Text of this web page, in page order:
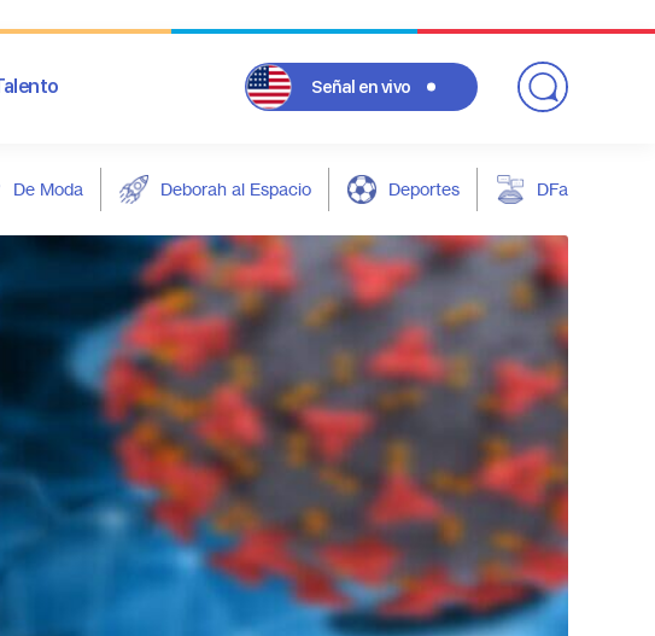
Señal en vivo
De Moda Deborah al Espacio Deportes DFarándula